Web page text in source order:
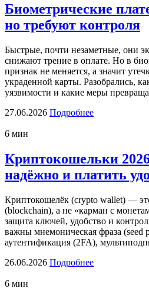
Биометрические
но требуют контроля
Быстрые, почти незаметные, они
снижают трение в оплате. Но в
признак не меняется, а значит
украденной карты. Разобрались,
уязвимости и какие меры
27.06.2026 Подробнее
6 мин
Криптокошельки
надёжно и платить
Криптокошелёк (crypto wallet) —
(blockchain), а не «карман с
защита ключей, удобство и
важны мнемоническая фраза (seed
аутентификация (2FA),
26.06.2026 Подробнее
6 мин